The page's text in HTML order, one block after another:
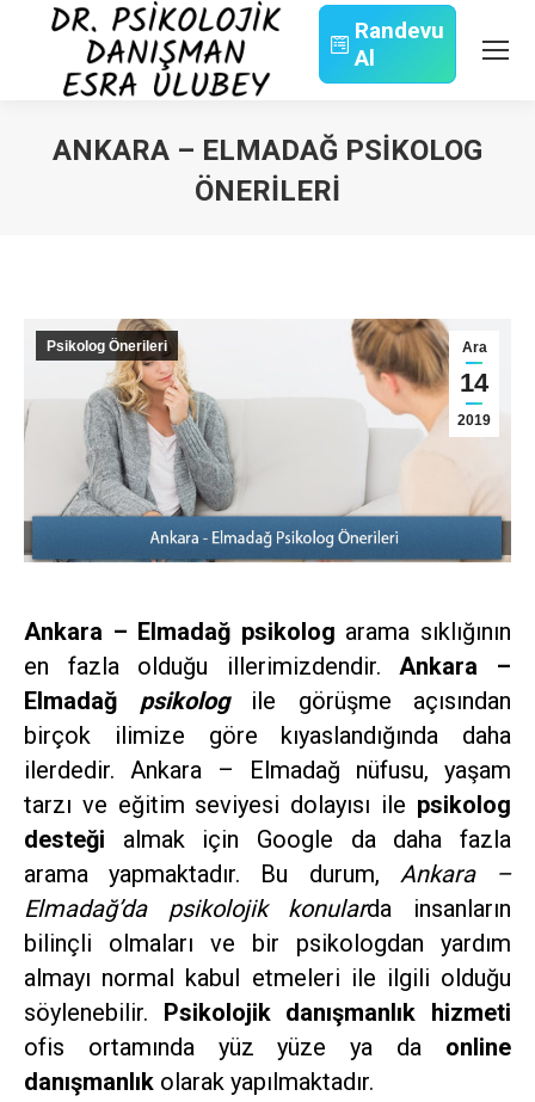
Randevu
Al
ANKARA – ELMADAĞ PSIKOLOG
ÖNERILERI
Ara
14
2019
Psikolog Önerileri
Ankara – Elmadağ psikolog arama sıklığının
en fazla olduğu illerimizdendir.Ankara –
Elmadağ psikologile görüşme açısından
birçok ilimize göre kıyaslandığında daha
ilerdedir. Ankara – Elmadağ nüfusu, yaşam
tarzı ve eğitim seviyesi dolayısı ile psikolog
desteği almak için Google da daha fazla
arama yapmaktadır. Bu durum, Ankara –
Elmadağ’da psikolojik konularda insanların
bilinçli olmaları ve bir psikologdan yardım
almayı normal kabul etmeleri ile ilgili olduğu
söylenebilir. Psikolojik danışmanlık hizmeti
ofis ortamında yüz yüze ya da online
danışmanlık olarak yapılmaktadır.